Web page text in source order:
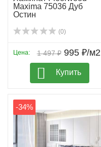
Maxima 75036 Дуб
Остин
(0)
1 497 ₽
Цена: 995 ₽/м2
Купить
-34%